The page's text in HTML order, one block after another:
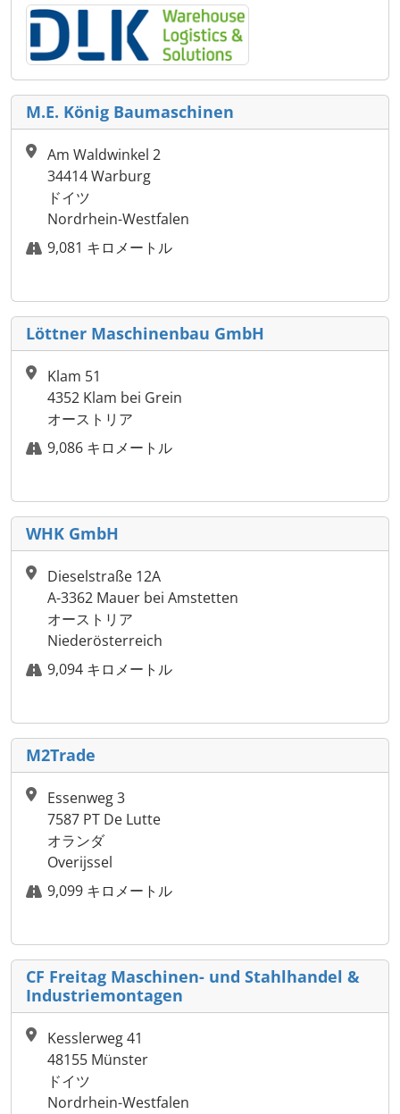
M.E. König Baumaschinen
Am Waldwinkel 2
34414 Warburg
ドイツ
Nordrhein-Westfalen
9,081 キロメートル
Löttner Maschinenbau GmbH
Klam 51
4352 Klam bei Grein
オーストリア
9,086 キロメートル
WHK GmbH
Dieselstraße 12A
A-3362 Mauer bei Amstetten
オーストリア
Niederösterreich
9,094 キロメートル
M2Trade
Essenweg 3
7587 PT De Lutte
オランダ
Overijssel
9,099 キロメートル
CF Freitag Maschinen- und Stahlhandel &
Industriemontagen
Kesslerweg 41
48155 Münster
ドイツ
Nordrhein-Westfalen